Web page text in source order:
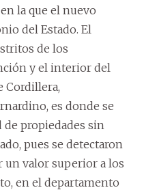
la que el nuevo
del Estado. El
de los
y el interior del
Cordillera,
es donde se
propiedades sin
pues se detectaron
un valor superior a los
en el departamento